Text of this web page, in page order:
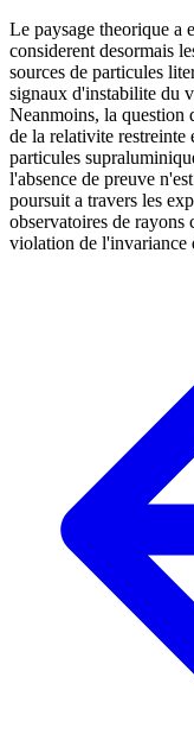
Le paysage theorique a
considerent desormais
sources de particules
signaux d'instabilite du
Neanmoins, la question
de la relativite restreinte
particules
l'absence de preuve
poursuit a travers les
observatoires de rayons
violation de l'invariance